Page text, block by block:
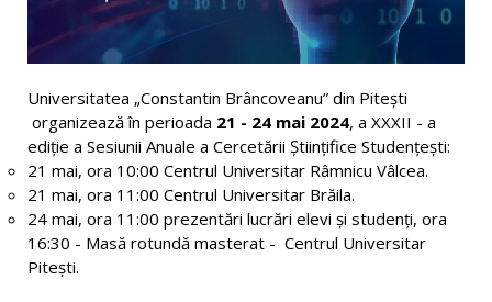
Universitatea „Constantin Brâncoveanu” din Piteşti
organizează în perioada 21 - 24 mai 2024, a XXXII - a
ediţie a Sesiunii Anuale a Cercetării Ştiinţifice Studenţeşti:
21 mai, ora 10:00 Centrul Universitar Râmnicu Vâlcea.
21 mai, ora 11:00 Centrul Universitar Brăila.
24 mai, ora 11:00 prezentări lucrări elevi și studenți, ora
16:30 - Masă rotundă masterat - Centrul Universitar
Pitești.